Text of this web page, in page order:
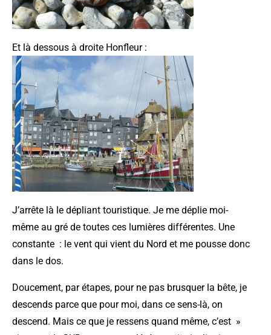
Et là dessous à droite Honfleur :
J’arrête là le dépliant touristique. Je me déplie moi-
même au gré de toutes ces lumières différentes. Une
constante : le vent qui vient du Nord et me pousse donc
dans le dos.
Doucement, par étapes, pour ne pas brusquer la bête, je
descends parce que pour moi, dans ce sens-là, on
descend. Mais ce que je ressens quand même, c’est »